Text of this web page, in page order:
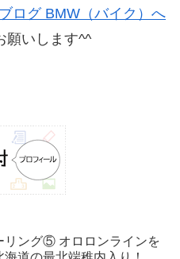
願いします^^
リング⑤ オロロンラインを